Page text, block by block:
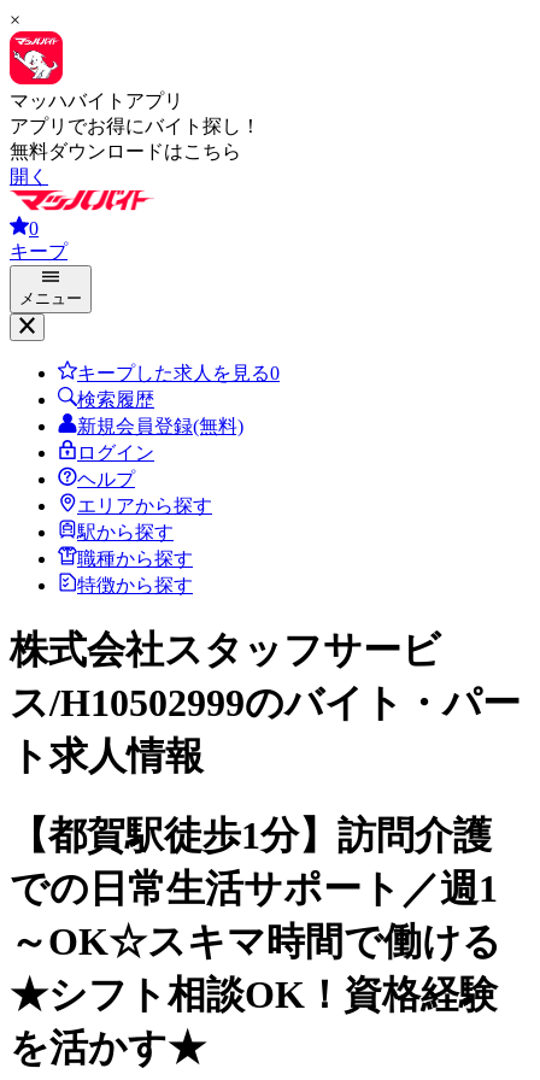
×
マッハバイトアプリ
アプリでお得にバイト探し！
無料ダウンロードはこちら
開く
0
キープ
メニュー
キープした求人を見る0
検索履歴
新規会員登録(無料)
ログイン
ヘルプ
エリアから探す
駅から探す
職種から探す
特徴から探す
株式会社スタッフサービ
ス/H10502999のバイト・パー
ト求人情報
【都賀駅徒歩1分】訪問介護
での日常生活サポート／週1
～OK☆スキマ時間で働ける
★シフト相談OK！資格経験
を活かす★